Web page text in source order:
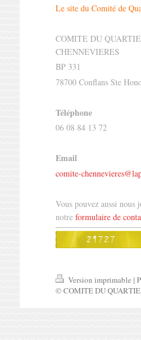
Le site du Comité de
COMITE DU
CHENNEVIERES
BP 331
78700 Conflans Ste
Téléphone
06 08 84 13 72
Email
comite-
Vous pouvez aussi nous
notre formulaire de
Version imprimable |
© COMITE DU